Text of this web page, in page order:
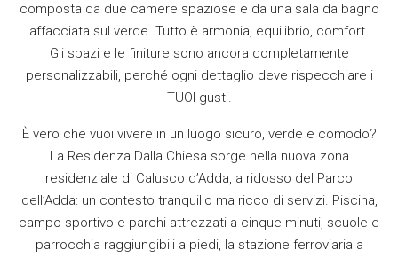
composta da due camere spaziose e da una sala da bagno
affacciata sul verde. Tutto è armonia, equilibrio, comfort.
Gli spazi e le finiture sono ancora completamente
personalizzabili, perché ogni dettaglio deve rispecchiare i
TUOI gusti.
È vero che vuoi vivere in un luogo sicuro, verde e comodo?
La Residenza Dalla Chiesa sorge nella nuova zona
residenziale di Calusco d’Adda, a ridosso del Parco
dell’Adda: un contesto tranquillo ma ricco di servizi. Piscina,
campo sportivo e parchi attrezzati a cinque minuti, scuole e
parrocchia raggiungibili a piedi, la stazione ferroviaria a